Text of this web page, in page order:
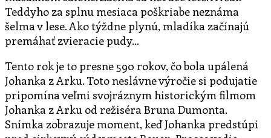
Teddyho za splnu mesiaca poškriabe neznáma
šelma v lese. Ako týždne plynú, mladíka začínajú
premáhať zvieracie pudy…
Tento rok je to presne 590 rokov, čo bola upálená
Johanka z Arku. Toto neslávne výročie si podujatie
pripomína veľmi svojráznym historickým filmom
Johanka z Arku od režiséra Bruna Dumonta.
Snímka zobrazuje moment, keď Johanka predstúpi